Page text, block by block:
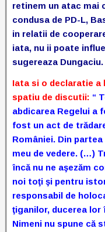
retinem un atac mai
condusa de PD-L,
in relatii de
iata, nu ii poate
sugereaza
Iata si o declaratie a
spatiu de discutii: “
abdicarea Regelui a
fost un act de
României. Din
meu de vedere. (…)
încă nu ne aşezăm
noi toţi şi pentru
responsabil de
ţiganilor, ducerea
Nimeni nu spune că